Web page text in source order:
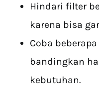
Hindari filter
karena bisa
Coba
bandingkan
kebutuhan.